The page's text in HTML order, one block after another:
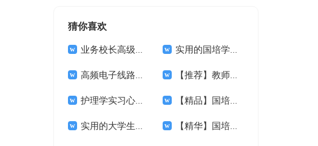
猜你喜欢
业务校长高级研修班北师大学习体会范文 实用的国培学习心得体会集合五篇
高频电子线路课程设计心得体会 【推荐】教师学习心得体会模板合集九篇
护理学实习心得体会范文 【精品】国培学习心得体会合集六篇
实用的大学生社会实践心得体会汇编7篇 【精华】国培学习心得体会集合6篇